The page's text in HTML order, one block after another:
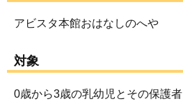
アビスタ本館おはなしのへや
対象
0歳から3歳の乳幼児とその保護者